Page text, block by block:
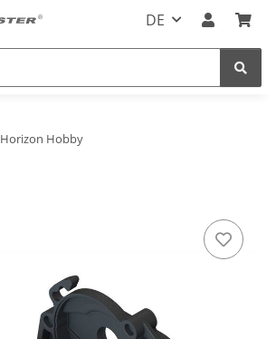
DE
Horizon Hobby